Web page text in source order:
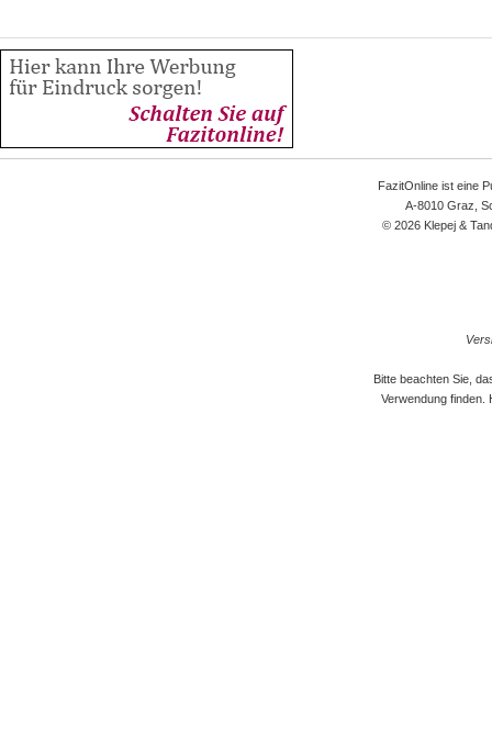
FazitOnline ist eine
A-8010 Graz,
© 2026 Klepej &
Bitte beachten Sie,
Verwendung finden.